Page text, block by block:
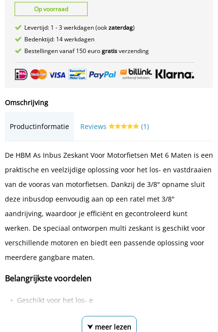
Op voorraad
Levertijd: 1 - 3 werkdagen (ookzaterdag)
Bedenktijd: 14 werkdagen
Bestellingen vanaf 150 eurogratisverzending
Omschrijving
Productinformatie Reviews (1)
De HBM As Inbus Zeskant Voor Motorfietsen Met 6 Maten is een
praktische en veelzijdige oplossing voor het los- en vastdraaien
van de vooras van motorfietsen. Dankzij de 3/8" opname sluit
deze inbusdop eenvoudig aan op een ratel met 3/8"
aandrijving, waardoor je efficiënt en gecontroleerd kunt
werken. De speciaal ontworpen multi zeskant is geschikt voor
verschillende motoren en biedt een passende oplossing voor
meerdere gangbare maten.
Belangrijkste voordelen
Geschikt voor het los- e
⮟ meer lezen